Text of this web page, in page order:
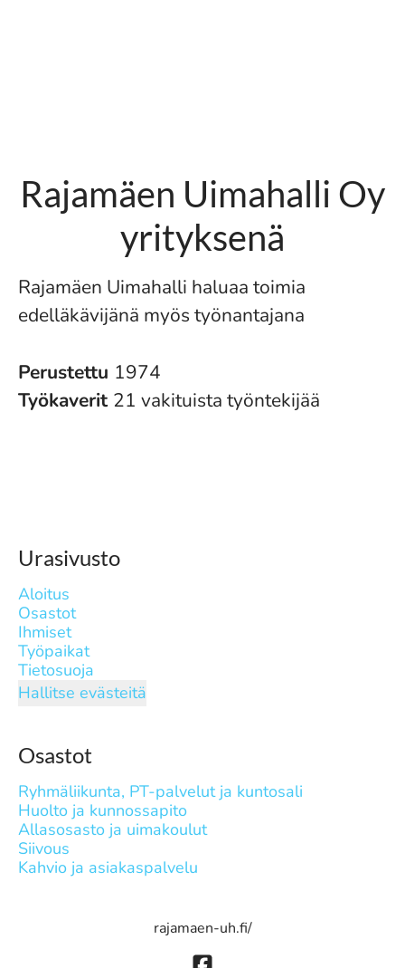
Rajamäen Uimahalli Oy
yrityksenä
Rajamäen Uimahalli haluaa toimia
edelläkävijänä myös työnantajana
Perustettu 1974
Työkaverit 21 vakituista työntekijää
Urasivusto
Aloitus
Osastot
Ihmiset
Työpaikat
Tietosuoja
Hallitse evästeitä
Osastot
Ryhmäliikunta, PT-palvelut ja kuntosali
Huolto ja kunnossapito
Allasosasto ja uimakoulut
Siivous
Kahvio ja asiakaspalvelu
rajamaen-uh.fi/